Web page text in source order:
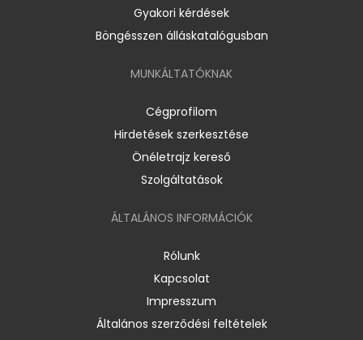
Gyakori kérdések
Böngésszen álláskatalógusban
MUNKÁLTATÓKNAK
Cégprofilom
Hirdetések szerkesztése
Önéletrajz kereső
Szolgáltatások
ÁLTALÁNOS INFORMÁCIÓK
Rólunk
Kapcsolat
Impresszum
Általános szerződési feltételek